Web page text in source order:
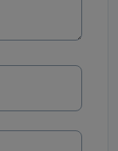
(lub